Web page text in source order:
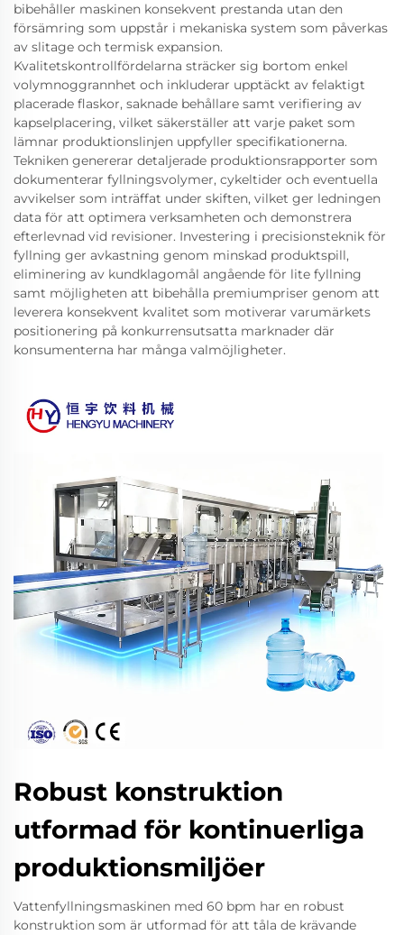
bibehåller maskinen konsekvent prestanda utan den
försämring som uppstår i mekaniska system som påverkas
av slitage och termisk expansion.
Kvalitetskontrollfördelarna sträcker sig bortom enkel
volymnoggrannhet och inkluderar upptäckt av felaktigt
placerade flaskor, saknade behållare samt verifiering av
kapselplacering, vilket säkerställer att varje paket som
lämnar produktionslinjen uppfyller specifikationerna.
Tekniken genererar detaljerade produktionsrapporter som
dokumenterar fyllningsvolymer, cykeltider och eventuella
avvikelser som inträffat under skiften, vilket ger ledningen
data för att optimera verksamheten och demonstrera
efterlevnad vid revisioner. Investering i precisionsteknik för
fyllning ger avkastning genom minskad produktspill,
eliminering av kundklagomål angående för lite fyllning
samt möjligheten att bibehålla premiumpriser genom att
leverera konsekvent kvalitet som motiverar varumärkets
positionering på konkurrensutsatta marknader där
konsumenterna har många valmöjligheter.
Robust konstruktion
utformad för kontinuerliga
produktionsmiljöer
Vattenfyllningsmaskinen med 60 bpm har en robust
konstruktion som är utformad för att tåla de krävande